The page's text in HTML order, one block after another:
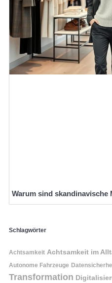
Warum sind skandinavische
Schlagwörter
Achtsamkeit Achtsamkeit im
Autonome Fahrzeuge
Transformation